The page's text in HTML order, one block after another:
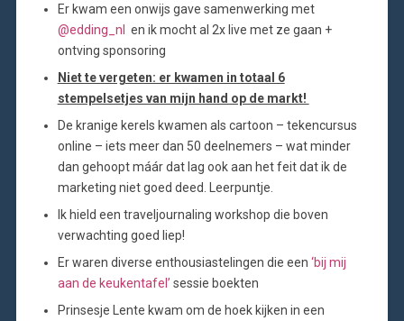
Er kwam een onwijs gave samenwerking met
@edding_nl
en ik mocht al 2x live met ze gaan +
ontving sponsoring
Niet te vergeten: er kwamen in totaal 6
stempelsetjes van mijn hand op de markt!
De kranige kerels kwamen als cartoon – tekencursus
online – iets meer dan 50 deelnemers – wat minder
dan gehoopt máár dat lag ook aan het feit dat ik de
marketing niet goed deed. Leerpuntje.
Ik hield een traveljournaling workshop die boven
verwachting goed liep!
Er waren diverse enthousiastelingen die een ‘bij mij
aan de keukentafel’ sessie boekten
Prinsesje Lente kwam om de hoek kijken in een